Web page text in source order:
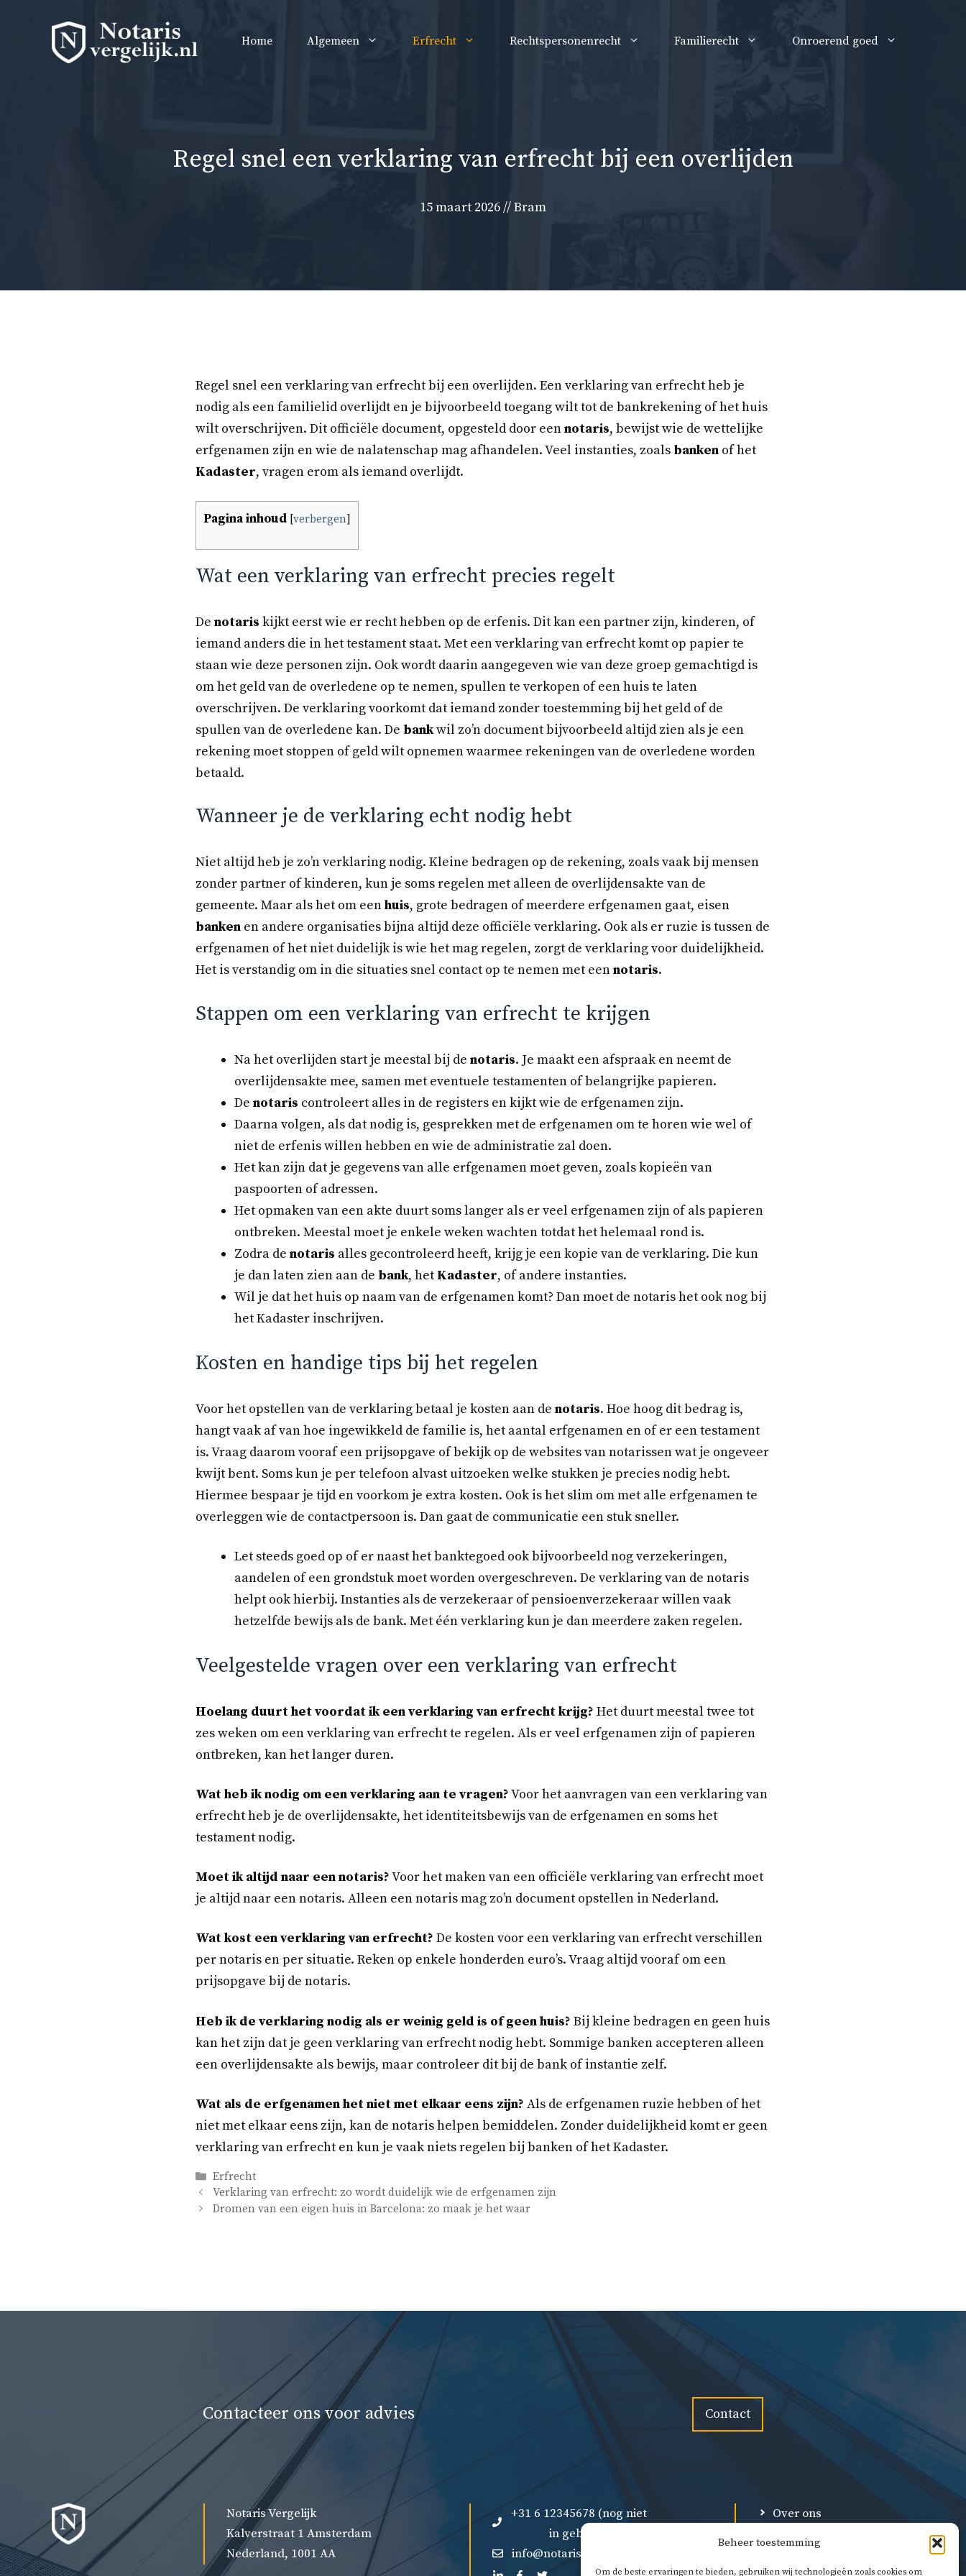
Beheer toestemming
Om de beste ervaringen te bieden, gebruiken wij technologieën zoals cookies om
Home Algemeen Erfrecht Rechtspersonenrecht Familierecht Onroerend goed
Regel snel een verklaring van erfrecht bij een overlijden
15 maart 2026//Bram
Regel snel een verklaring van erfrecht bij een overlijden. Een verklaring van erfrecht heb je
nodig als een familielid overlijdt en je bijvoorbeeld toegang wilt tot de bankrekening of het huis
wilt overschrijven. Dit officiële document, opgesteld door eennotaris, bewijst wie de wettelijke
erfgenamen zijn en wie de nalatenschap mag afhandelen. Veel instanties, zoals banken of het
Kadaster, vragen erom als iemand overlijdt.
Pagina inhoud verbergen
Wat een verklaring van erfrecht precies regelt
De notaris kijkt eerst wie er recht hebben op de erfenis. Dit kan een partner zijn, kinderen, of
iemand anders die in het testament staat. Met een verklaring van erfrecht komt op papier te
staan wie deze personen zijn. Ook wordt daarin aangegeven wie van deze groep gemachtigd is
om het geld van de overledene op te nemen, spullen te verkopen of een huis te laten
overschrijven. De verklaring voorkomt dat iemand zonder toestemming bij het geld of de
spullen van de overledene kan. De bankwil zo’n document bijvoorbeeld altijd zien als je een
rekening moet stoppen of geld wilt opnemen waarmee rekeningen van de overledene worden
betaald.
Wanneer je de verklaring echt nodig hebt
Niet altijd heb je zo’n verklaring nodig. Kleine bedragen op de rekening, zoals vaak bij mensen
zonder partner of kinderen, kun je soms regelen met alleen de overlijdensakte van de
gemeente. Maar als het om eenhuis, grote bedragen of meerdere erfgenamen gaat, eisen
banken en andere organisaties bijna altijd deze officiële verklaring. Ook als er ruzie is tussen de
erfgenamen of het niet duidelijk is wie het mag regelen, zorgt de verklaring voor duidelijkheid.
Het is verstandig om in die situaties snel contact op te nemen met eennotaris.
Stappen om een verklaring van erfrecht te krijgen
Na het overlijden start je meestal bij de notaris. Je maakt een afspraak en neemt de
overlijdensakte mee, samen met eventuele testamenten of belangrijke papieren.
De notaris controleert alles in de registers en kijkt wie de erfgenamen zijn.
Daarna volgen, als dat nodig is, gesprekken met de erfgenamen om te horen wie wel of
niet de erfenis willen hebben en wie de administratie zal doen.
Het kan zijn dat je gegevens van alle erfgenamen moet geven, zoals kopieën van
paspoorten of adressen.
Het opmaken van een akte duurt soms langer als er veel erfgenamen zijn of als papieren
ontbreken. Meestal moet je enkele weken wachten totdat het helemaal rond is.
Zodra de notaris alles gecontroleerd heeft, krijg je een kopie van de verklaring. Die kun
je dan laten zien aan de bank, het Kadaster, of andere instanties.
Wil je dat het huis op naam van de erfgenamen komt? Dan moet de notaris het ook nog bij
het Kadaster inschrijven.
Kosten en handige tips bij het regelen
Voor het opstellen van de verklaring betaal je kosten aan de notaris. Hoe hoog dit bedrag is,
hangt vaak af van hoe ingewikkeld de familie is, het aantal erfgenamen en of er een testament
is. Vraag daarom vooraf een prijsopgave of bekijk op de websites van notarissen wat je ongeveer
kwijt bent. Soms kun je per telefoon alvast uitzoeken welke stukken je precies nodig hebt.
Hiermee bespaar je tijd en voorkom je extra kosten. Ook is het slim om met alle erfgenamen te
overleggen wie de contactpersoon is. Dan gaat de communicatie een stuk sneller.
Let steeds goed op of er naast het banktegoed ook bijvoorbeeld nog verzekeringen,
aandelen of een grondstuk moet worden overgeschreven. De verklaring van de notaris
helpt ook hierbij. Instanties als de verzekeraar of pensioenverzekeraar willen vaak
hetzelfde bewijs als de bank. Met één verklaring kun je dan meerdere zaken regelen.
Veelgestelde vragen over een verklaring van erfrecht
Hoelang duurt het voordat ik een verklaring van erfrecht krijg? Het duurt meestal twee tot
zes weken om een verklaring van erfrecht te regelen. Als er veel erfgenamen zijn of papieren
ontbreken, kan het langer duren.
Wat heb ik nodig om een verklaring aan te vragen?Voor het aanvragen van een verklaring van
erfrecht heb je de overlijdensakte, het identiteitsbewijs van de erfgenamen en soms het
testament nodig.
Moet ik altijd naar een notaris?Voor het maken van een officiële verklaring van erfrecht moet
je altijd naar een notaris. Alleen een notaris mag zo’n document opstellen in Nederland.
Wat kost een verklaring van erfrecht? De kosten voor een verklaring van erfrecht verschillen
per notaris en per situatie. Reken op enkele honderden euro’s. Vraag altijd vooraf om een
prijsopgave bij de notaris.
Heb ik de verklaring nodig als er weinig geld is of geen huis? Bij kleine bedragen en geen huis
kan het zijn dat je geen verklaring van erfrecht nodig hebt. Sommige banken accepteren alleen
een overlijdensakte als bewijs, maar controleer dit bij de bank of instantie zelf.
Wat als de erfgenamen het niet met elkaar eens zijn? Als de erfgenamen ruzie hebben of het
niet met elkaar eens zijn, kan de notaris helpen bemiddelen. Zonder duidelijkheid komt er geen
verklaring van erfrecht en kun je vaak niets regelen bij banken of het Kadaster.
Categorieën
Erfrecht
Verklaring van erfrecht: zo wordt duidelijk wie de erfgenamen zijn
Dromen van een eigen huis in Barcelona: zo maak je het waar
Contacteer ons voor advies Contact
Notaris Vergelijk
Kalverstraat 1 Amsterdam
Nederland, 1001 AA
+31 6 12345678 (nog niet
in gebruik)
info@notaris-vergelijk.nl
Over ons